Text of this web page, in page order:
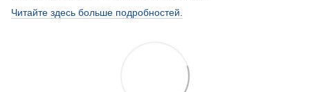
Читайте здесь больше подробностей.